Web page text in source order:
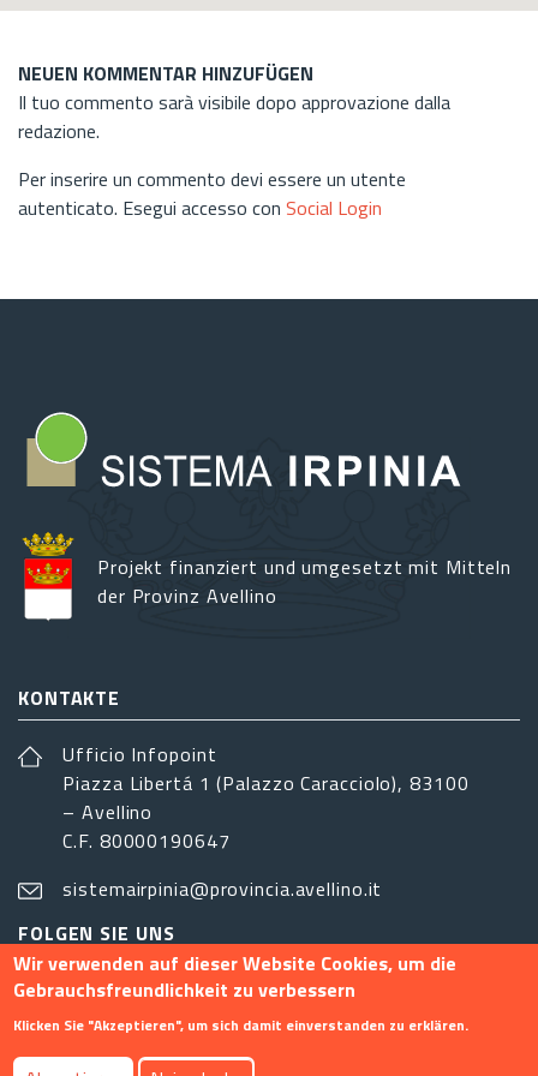
NEUEN KOMMENTAR HINZUFÜGEN
Il tuo commento sarà visibile dopo approvazione dalla
redazione.
Per inserire un commento devi essere un utente
autenticato. Esegui accesso con Social Login
Projekt finanziert und umgesetzt mit Mitteln
der Provinz Avellino
KONTAKTE
Ufficio Infopoint
Piazza Libertá 1 (Palazzo Caracciolo), 83100
– Avellino
C.F. 80000190647
sistemairpinia@provincia.avellino.it
FOLGEN SIE UNS
Wir verwenden auf dieser Website Cookies, um die
Gebrauchsfreundlichkeit zu verbessern
Klicken Sie "Akzeptieren", um sich damit einverstanden zu erklären.